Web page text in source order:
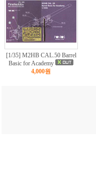
[1/35] M2HB CAL.50 Barrel
Basic for Academy
4,000원